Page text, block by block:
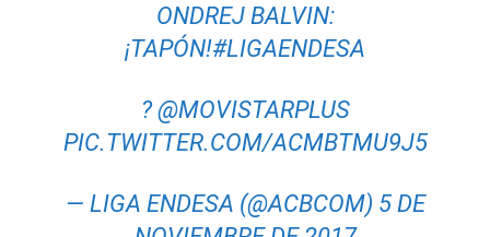
ONDREJ BALVIN:
¡TAPÓN!#LIGAENDESA
?@MOVISTARPLUS
PIC.TWITTER.COM/ACMBTMU9J5
— LIGA ENDESA (@ACBCOM) 5 DE